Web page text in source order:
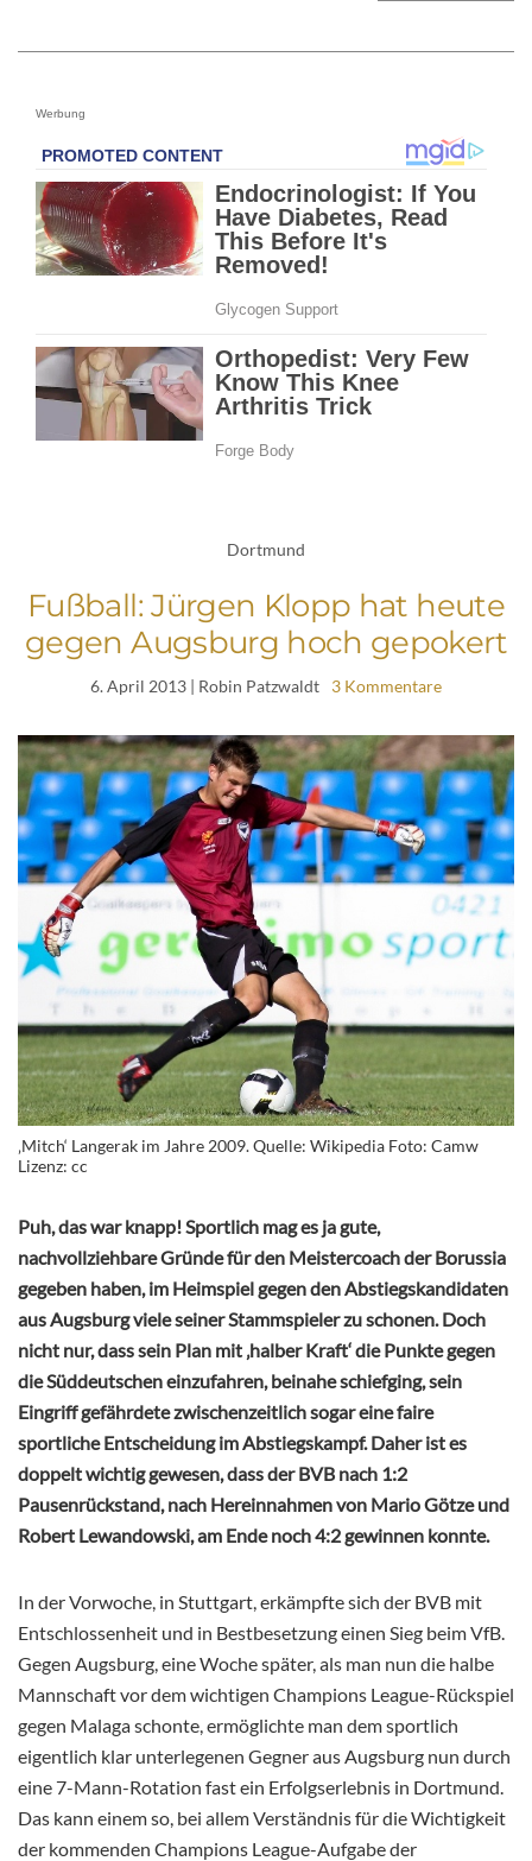
Werbung
Dortmund
Fußball: Jürgen Klopp hat heute
gegen Augsburg hoch gepokert
6. April 2013 | Robin Patzwaldt 3 Kommentare
‚Mitch‘ Langerak im Jahre 2009. Quelle: Wikipedia Foto: Camw
Lizenz: cc
Puh, das war knapp! Sportlich mag es ja gute,
nachvollziehbare Gründe für den Meistercoach der Borussia
gegeben haben, im Heimspiel gegen den Abstiegskandidaten
aus Augsburg viele seiner Stammspieler zu schonen. Doch
nicht nur, dass sein Plan mit ‚halber Kraft‘ die Punkte gegen
die Süddeutschen einzufahren, beinahe schiefging, sein
Eingriff gefährdete zwischenzeitlich sogar eine faire
sportliche Entscheidung im Abstiegskampf. Daher ist es
doppelt wichtig gewesen, dass der BVB nach 1:2
Pausenrückstand, nach Hereinnahmen von Mario Götze und
Robert Lewandowski, am Ende noch 4:2 gewinnen konnte.
In der Vorwoche, in Stuttgart, erkämpfte sich der BVB mit
Entschlossenheit und in Bestbesetzung einen Sieg beim VfB.
Gegen Augsburg, eine Woche später, als man nun die halbe
Mannschaft vor dem wichtigen Champions League-Rückspiel
gegen Malaga schonte, ermöglichte man dem sportlich
eigentlich klar unterlegenen Gegner aus Augsburg nun durch
eine 7-Mann-Rotation fast ein Erfolgserlebnis in Dortmund.
Das kann einem so, bei allem Verständnis für die Wichtigkeit
der kommenden Champions League-Aufgabe der